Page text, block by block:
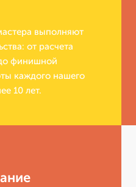
выполняют
от расчета
финишной
каждого нашего
10 лет.